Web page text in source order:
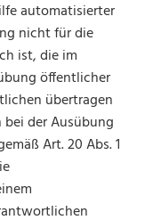
automatisierter
nicht für die
ist, die im
öffentlicher
übertragen
der Ausübung
Art. 20 Abs. 1